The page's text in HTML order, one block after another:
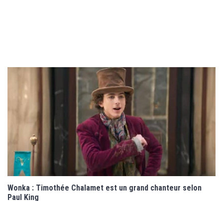
Wonka : Timothée Chalamet est un grand chanteur selon
Paul King